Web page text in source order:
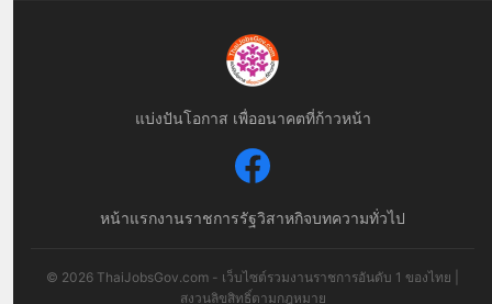
แบ่งปันโอกาส เพื่ออนาคตที่ก้าวหน้า
หน้าแรกงานราชการรัฐวิสาหกิจบทความทั่วไป
© 2026 ThaiJobsGov.com - เว็บไซต์รวมงานราชการอันดับ 1 ของไทย |
สงวนลิขสิทธิ์ตามกฎหมาย